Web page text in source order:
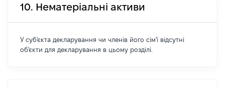
10. Нематеріальні активи
У суб'єкта декларування чи членів його сім'ї відсутні
об'єкти для декларування в цьому розділі.